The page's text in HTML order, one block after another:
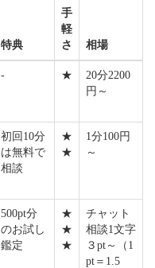
特典
手
軽
さ
相場
- ★
20分2200
円～
初回10分
は無料で
相談
★
★
1分100円
～
500pt分
のお試し
鑑定
★
★
★
チャット
相談1文字
３pt～（1
pt＝1.5